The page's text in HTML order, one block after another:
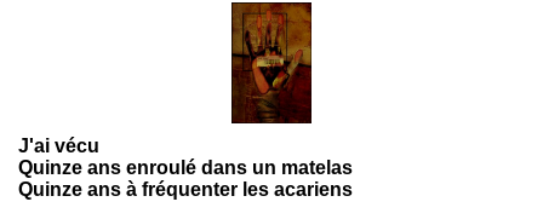
J'ai vécu
Quinze ans enroulé dans un matelas
Quinze ans à fréquenter les acariens